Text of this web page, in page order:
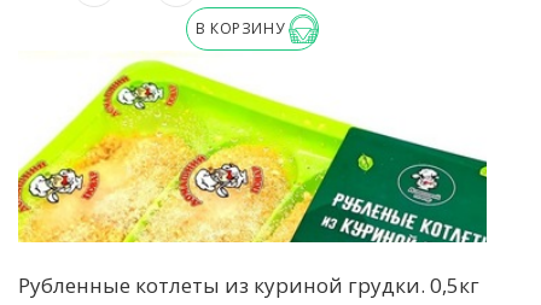
В КОРЗИНУ
Рубленные котлеты из куриной грудки. 0,5кг